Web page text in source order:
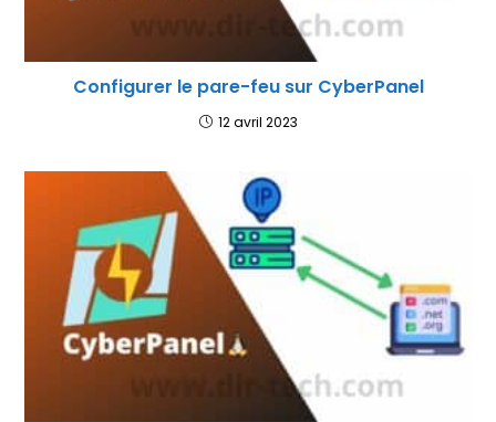
Configurer le pare-feu sur CyberPanel
12 avril 2023